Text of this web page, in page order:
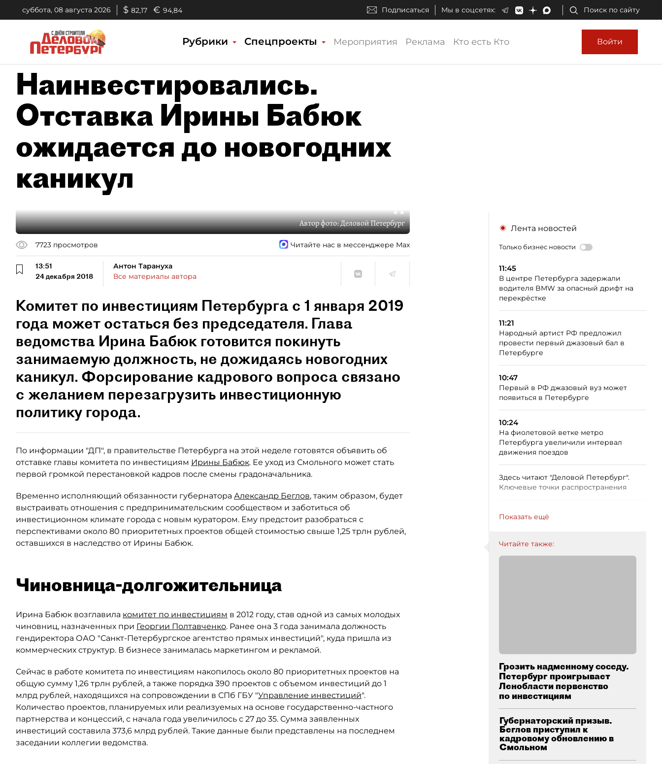
суббота, 08 августа 2026 $ 82,17 € 94,84 Подписаться Мы в соцсетях: Поиск по сайту
Рубрики Спецпроекты Мероприятия Реклама Кто есть Кто Войти
Наинвестировались.
Отставка Ирины Бабюк
ожидается до новогодних
каникул
Автор фото:Деловой Петербург
7723 просмотров Читайте нас в мессенджере Max
13:51
24 декабря 2018
Антон Тарануха
Все материалы автора
Комитет по инвестициям Петербурга с 1 января 2019
года может остаться без председателя. Глава
ведомства Ирина Бабюк готовится покинуть
занимаемую должность, не дожидаясь новогодних
каникул. Форсирование кадрового вопроса связано
с желанием перезагрузить инвестиционную
политику города.
По информации "ДП", в правительстве Петербурга на этой неделе готовятся объявить об
отставке главы комитета по инвестициям Ирины Бабюк. Ее уход из Смольного может стать
первой громкой перестановкой кадров после смены градоначальника.
Временно исполняющий обязанности губернатора Александр Беглов, таким образом, будет
выстраивать отношения с предпринимательским сообществом и заботиться об
инвестиционном климате города с новым куратором. Ему предстоит разобраться с
перспективами около 80 приоритетных проектов общей стоимостью свыше 1,25 трлн рублей,
оставшихся в наследство от Ирины Бабюк.
Чиновница-долгожительница
Ирина Бабюк возглавила комитет по инвестициям в 2012 году, став одной из самых молодых
чиновниц, назначенных при Георгии Полтавченко. Ранее она 3 года занимала должность
гендиректора ОАО "Санкт-Петербургское агентство прямых инвестиций", куда пришла из
коммерческих структур. В бизнесе занималась маркетингом и рекламой.
Сейчас в работе комитета по инвестициям накопилось около 80 приоритетных проектов на
общую сумму 1,26 трлн рублей, а также порядка 390 проектов с объемом инвестиций до 1
млрд рублей, находящихся на сопровождении в СПб ГБУ "Управление инвестиций".
Количество проектов, планируемых или реализуемых на основе государственно-частного
партнерства и концессий, с начала года увеличилось с 27 до 35. Сумма заявленных
инвестиций составила 373,6 млрд рублей. Такие данные были представлены на последнем
заседании коллегии ведомства.
Лента новостей
Только бизнес новости
11:45
В центре Петербурга задержали
водителя BMW за опасный дрифт на
перекрёстке
11:21
Народный артист РФ предложил
провести первый джазовый бал в
Петербурге
10:47
Первый в РФ джазовый вуз может
появиться в Петербурге
10:24
На фиолетовой ветке метро
Петербурга увеличили интервал
движения поездов
Здесь читают "Деловой Петербург".
Ключевые точки распространения
Показать ещё
Читайте также:
Грозить надменному соседу.
Петербург проигрывает
Ленобласти первенство
по инвестициям
Губернаторский призыв.
Беглов приступил к
кадровому обновлению в
Смольном